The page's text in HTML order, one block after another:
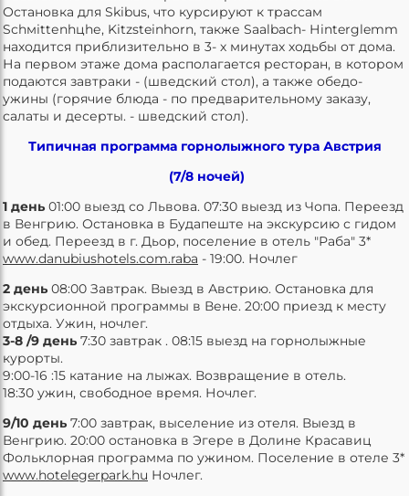
Остановка для Skibus, что курсируют к трассам
Sсhміttеnhцhе, Kitzsteinhorn, также Saalbach- Нinterglemm
находится приблизительно в 3- х минутах ходьбы от дома.
На первом этаже дома располагается ресторан, в котором
подаются завтраки - (шведский стол), а также обедо-
ужины (горячие блюда - по предварительному заказу,
салаты и десерты. - шведский стол).
Типичная программа горнолыжного тура Австрия
(7/8 ночей)
1 день 01:00 выезд со Львова. 07:30 выезд из Чопа. Переезд
в Венгрию. Остановка в Будапеште на экскурсию с гидом
и обед. Переезд в г. Дьор, поселение в отель "Раба" 3*
www.danubiushotels.com.raba - 19:00. Ночлег
2 день 08:00 Завтрак. Выезд в Австрию. Остановка для
экскурсионной программы в Вене. 20:00 приезд к месту
отдыха. Ужин, ночлег.
3-8 /9 день 7:30 завтрак . 08:15 выезд на горнолыжные
курорты.
9:00-16 :15 катание на лыжах. Возвращение в отель.
18:30 ужин, свободное время. Ночлег.
9/10 день 7:00 завтрак, выселение из отеля. Выезд в
Венгрию. 20:00 остановка в Эгере в Долине Красавиц
Фольклорная программа по ужином. Поселение в отеле 3*
www.hotelegerpark.hu Ночлег.